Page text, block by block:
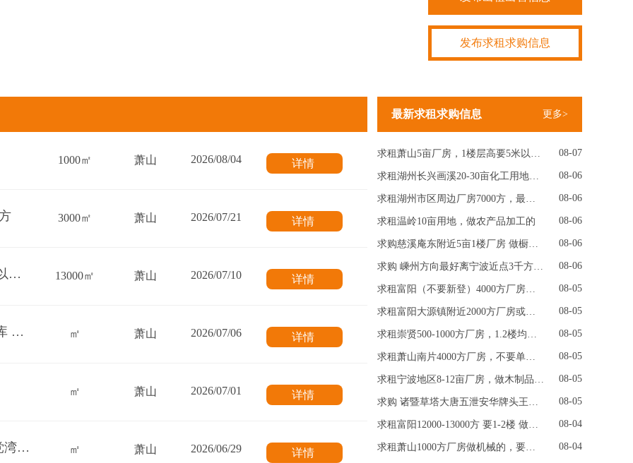
发布求租求购信息
1000㎡ 萧山 2026/08/04 详情
3000㎡ 萧山 2026/07/21 详情
求租萧山南区13000方厂房 一楼 净层高6.4米以上；轮胎仓库 13000㎡ 萧山 2026/07/10 详情
求租新街、衙前近104国道边 10000方一楼仓库 电商仓储 ㎡ 萧山 2026/07/06 详情
㎡ 萧山 2026/07/01 详情
求租杭甬高速沿线建设用地萧山大江东新街党湾义蓬红十五线 4000-8000方场地 ㎡ 萧山 2026/06/29 详情
最新求租求购信息 更多>
求租萧山5亩厂房，1楼层高要5米以上，做纺织的 08-07
求租湖州长兴画溪20-30亩化工用地，化工行业的 08-06
求租湖州市区周边厂房7000方，最好1楼 做家具板材加工，要有环评， 08-06
求租温岭10亩用地，做农产品加工的 08-06
求购慈溪庵东附近5亩1楼厂房 做橱柜、衣柜家居的， 08-06
求购 嵊州方向最好离宁波近点3千方1楼或2楼厂房 层高5米 做工艺品 08-06
求租富阳（不要新登）4000方厂房，层高9米，做钣金的 08-05
求租富阳大源镇附近2000方厂房或者场地，停放车子 08-05
求租崇贤500-1000方厂房，1.2楼均可，可办公和做仓库，做制造业的 08-05
求租萧山南片4000方厂房，不要单层，做五金加工，带行车， 08-05
求租宁波地区8-12亩厂房，做木制品，价格便宜点 08-05
求购 诸暨草塔大唐五泄安华牌头王家井3000-4000方厂房 预算1500w，要独门独院的 08-05
求租富阳12000-13000方 要1-2楼 做钣金的 08-04
求租萧山1000方厂房做机械的，要带行车 08-04